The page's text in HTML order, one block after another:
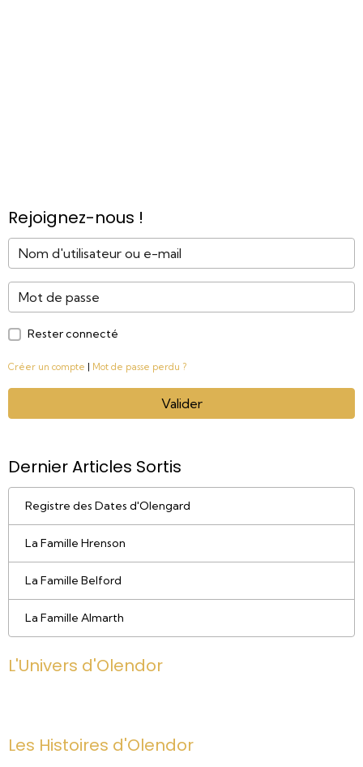
Rejoignez-nous !
Rester connecté
Créer un compte Mot de passe perdu ?
Valider
Dernier Articles Sortis
Registre des Dates d'Olengard
La Famille Hrenson
La Famille Belford
La Famille Almarth
L'Univers d'Olendor
Les Histoires d'Olendor